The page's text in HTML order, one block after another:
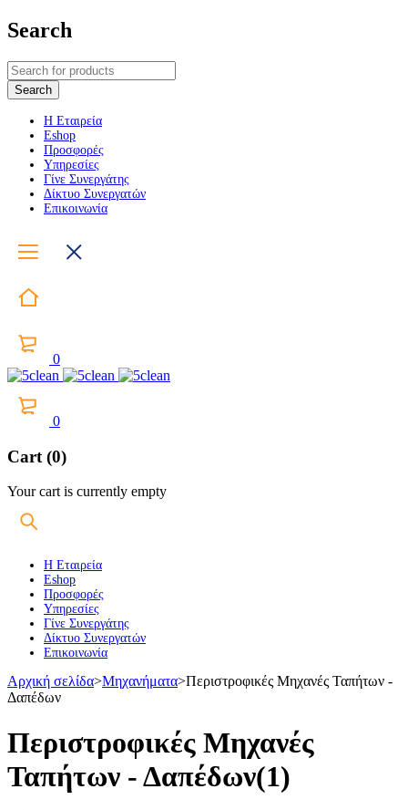
Search
Η Εταιρεία
Eshop
Προσφορές
Υπηρεσίες
Γίνε Συνεργάτης
Δίκτυο Συνεργατών
Επικοινωνία
0
0
Cart (0)
Your cart is currently empty
Η Εταιρεία
Eshop
Προσφορές
Υπηρεσίες
Γίνε Συνεργάτης
Δίκτυο Συνεργατών
Επικοινωνία
Αρχική σελίδα>Μηχανήματα>Περιστροφικές Μηχανές Ταπήτων -
Δαπέδων
Περιστροφικές Μηχανές
Ταπήτων - Δαπέδων(1)